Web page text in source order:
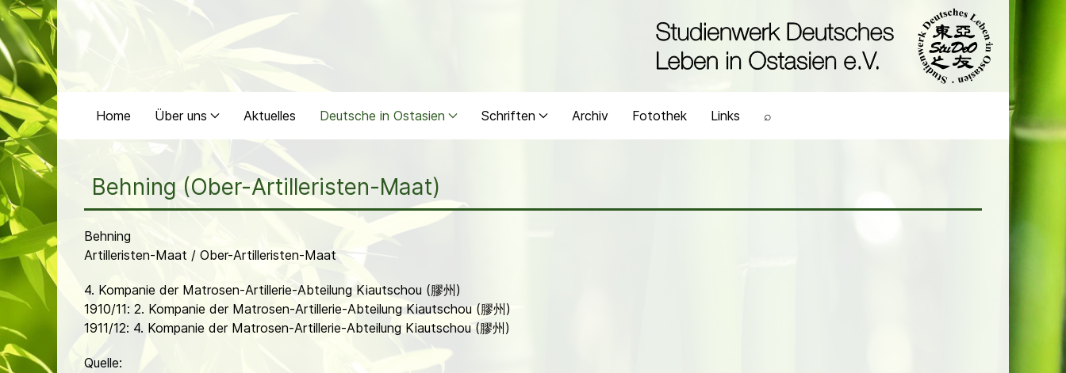
Home Über uns Aktuelles Deutsche in Ostasien Schriften Archiv Fotothek Links ⌕
Behning (Ober-Artilleristen-Maat)
Behning
Artilleristen-Maat / Ober-Artilleristen-Maat
4. Kompanie der Matrosen-Artillerie-Abteilung Kiautschou (膠州)
1910/11: 2. Kompanie der Matrosen-Artillerie-Abteilung Kiautschou (膠州)
1911/12: 4. Kompanie der Matrosen-Artillerie-Abteilung Kiautschou (膠州)
Quelle: